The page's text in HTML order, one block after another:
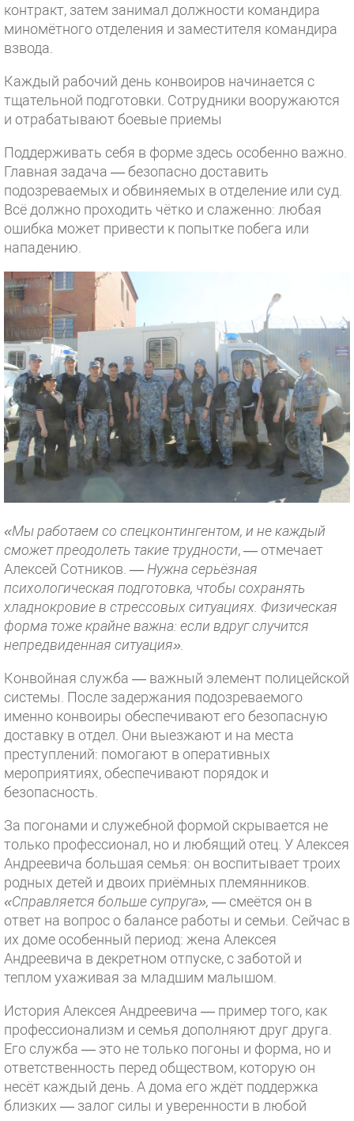
контракт, затем занимал должности командира
миномётного отделения и заместителя командира
взвода.
Каждый рабочий день конвоиров начинается с
тщательной подготовки. Сотрудники вооружаются
и отрабатывают боевые приемы
Поддерживать себя в форме здесь особенно важно.
Главная задача — безопасно доставить
подозреваемых и обвиняемых в отделение или суд.
Всё должно проходить чётко и слаженно: любая
ошибка может привести к попытке побега или
нападению.
«Мы работаем со спецконтингентом, и не каждый
сможет преодолеть такие трудности, — отмечает
Алексей Сотников. — Нужна серьёзная
психологическая подготовка, чтобы сохранять
хладнокровие в стрессовых ситуациях. Физическая
форма тоже крайне важна: если вдруг случится
непредвиденная ситуация».
Конвойная служба — важный элемент полицейской
системы. После задержания подозреваемого
именно конвоиры обеспечивают его безопасную
доставку в отдел. Они выезжают и на места
преступлений: помогают в оперативных
мероприятиях, обеспечивают порядок и
безопасность.
За погонами и служебной формой скрывается не
только профессионал, но и любящий отец. У Алексея
Андреевича большая семья: он воспитывает троих
родных детей и двоих приёмных племянников.
«Справляется больше супруга», — смеётся он в
ответ на вопрос о балансе работы и семьи. Сейчас в
их доме особенный период: жена Алексея
Андреевича в декретном отпуске, с заботой и
теплом ухаживая за младшим малышом.
История Алексея Андреевича — пример того, как
профессионализм и семья дополняют друг друга.
Его служба — это не только погоны и форма, но и
ответственность перед обществом, которую он
несёт каждый день. А дома его ждёт поддержка
близких — залог силы и уверенности в любой